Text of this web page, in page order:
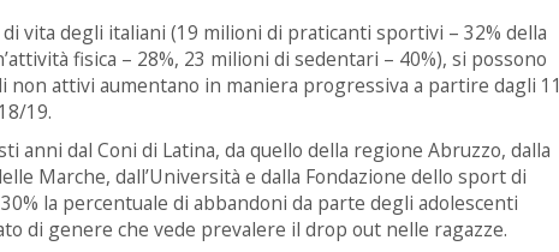
vita degli italiani (19 milioni di praticanti sportivi – 32% della
fisica – 28%, 23 milioni di sedentari – 40%), si possono
attivi aumentano in maniera progressiva a partire dagli 11
19.
anni dal Coni di Latina, da quello della regione Abruzzo, dalla
Marche, dall’Università e dalla Fondazione dello sport di
la percentuale di abbandoni da parte degli adolescenti
di genere che vede prevalere il drop out nelle ragazze.